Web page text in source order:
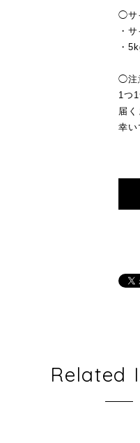
◯サ
・
・
◯注
1つ
届
幸い
Related